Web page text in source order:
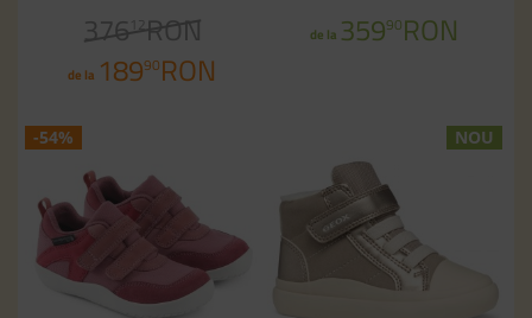
376 12
RON
de la 18990RON
de la 35990RON
-54% NOU